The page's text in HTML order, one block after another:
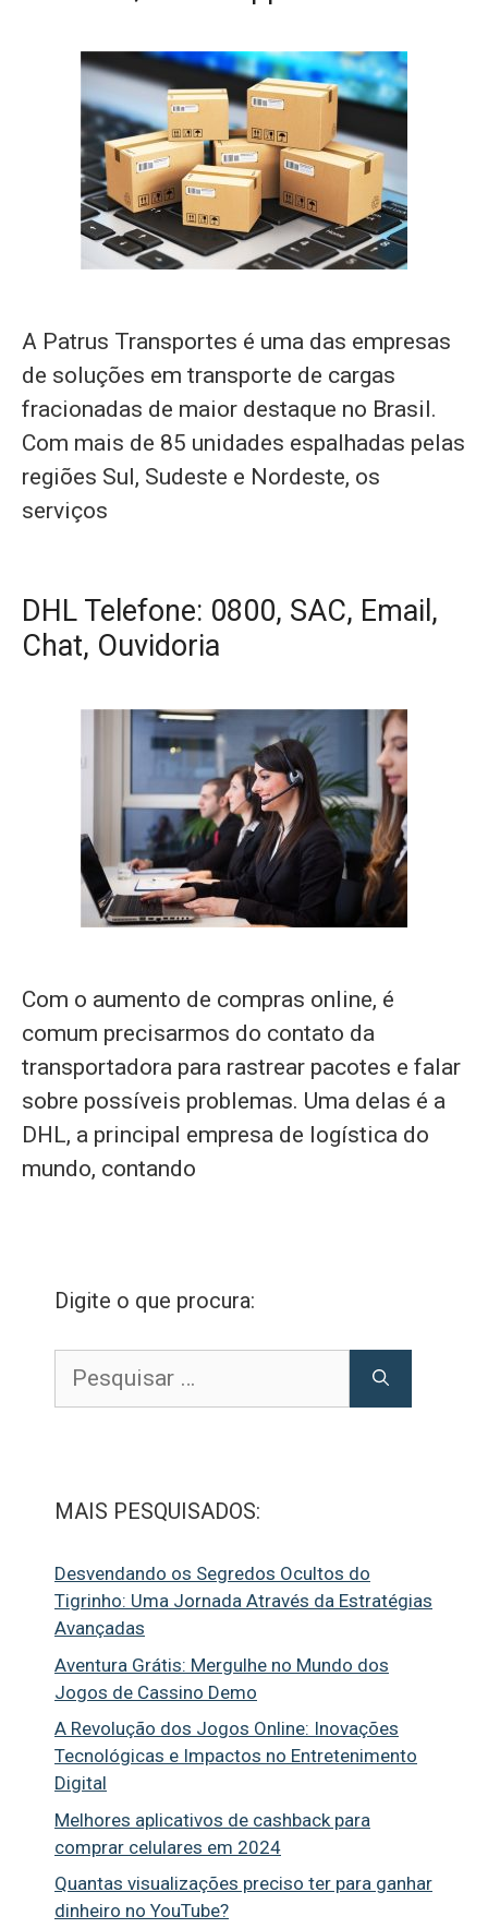
A Patrus Transportes é uma das empresas
de soluções em transporte de cargas
fracionadas de maior destaque no Brasil.
Com mais de 85 unidades espalhadas pelas
regiões Sul, Sudeste e Nordeste, os
serviços
DHL Telefone: 0800, SAC, Email,
Chat, Ouvidoria
Com o aumento de compras online, é
comum precisarmos do contato da
transportadora para rastrear pacotes e falar
sobre possíveis problemas. Uma delas é a
DHL, a principal empresa de logística do
mundo, contando
Digite o que procura:
por:
MAIS PESQUISADOS:
Desvendando os Segredos Ocultos do
Tigrinho: Uma Jornada Através da Estratégias
Avançadas
Aventura Grátis: Mergulhe no Mundo dos
Jogos de Cassino Demo
A Revolução dos Jogos Online: Inovações
Tecnológicas e Impactos no Entretenimento
Digital
Melhores aplicativos de cashback para
comprar celulares em 2024
Quantas visualizações preciso ter para ganhar
dinheiro no YouTube?